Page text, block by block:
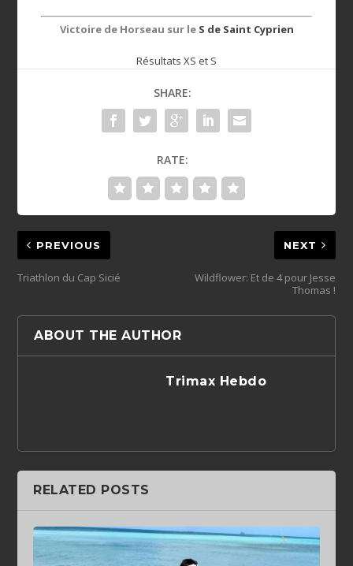
Victoire de Horseau sur le S de Saint Cyprien
Résultats XS et S
SHARE:
RATE:
PREVIOUS
Triathlon du Cap Sicié
NEXT
Wildflower: Et de 4 pour Jesse
Thomas !
ABOUT THE AUTHOR
Trimax Hebdo
RELATED POSTS